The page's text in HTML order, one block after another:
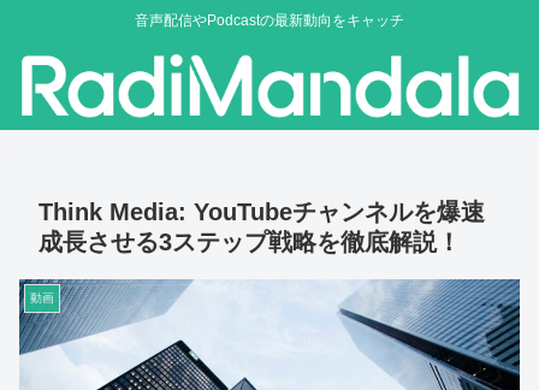
音声配信やPodcastの最新動向をキャッチ
Think Media: YouTubeチャンネルを爆速
成長させる3ステップ戦略を徹底解説！
動画